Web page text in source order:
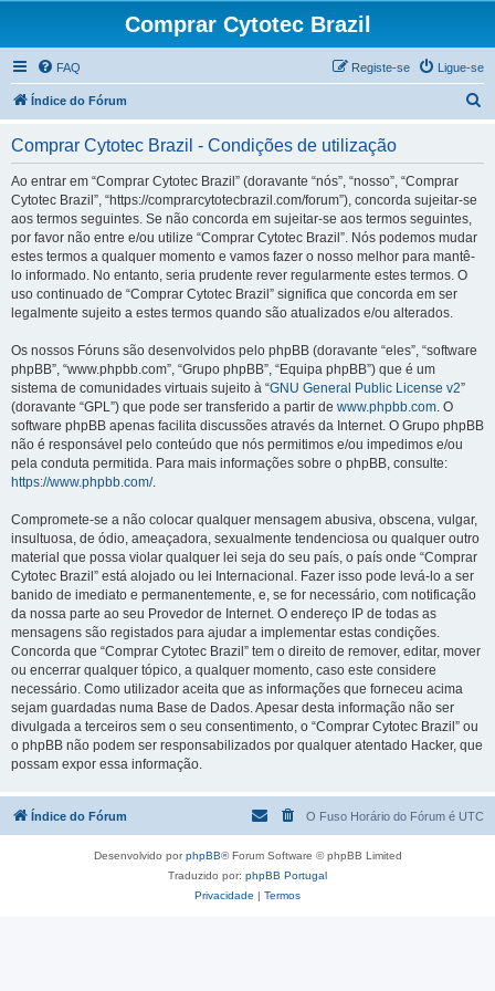
Comprar Cytotec Brazil
FAQ Ligue-se
Registe-se
Índice do Fórum
Comprar Cytotec Brazil - Condições de utilização
Ao entrar em “Comprar Cytotec Brazil” (doravante “nós”, “nosso”, “Comprar
Cytotec Brazil”, “https://comprarcytotecbrazil.com/forum”), concorda sujeitar-se
aos termos seguintes. Se não concorda em sujeitar-se aos termos seguintes,
por favor não entre e/ou utilize “Comprar Cytotec Brazil”. Nós podemos mudar
estes termos a qualquer momento e vamos fazer o nosso melhor para mantê-
lo informado. No entanto, seria prudente rever regularmente estes termos. O
uso continuado de “Comprar Cytotec Brazil” significa que concorda em ser
legalmente sujeito a estes termos quando são atualizados e/ou alterados.
Os nossos Fóruns são desenvolvidos pelo phpBB (doravante “eles”, “software
phpBB”, “www.phpbb.com”, “Grupo phpBB”, “Equipa phpBB”) que é um
sistema de comunidades virtuais sujeito à “GNU General Public License v2”
(doravante “GPL”) que pode ser transferido a partir de www.phpbb.com. O
software phpBB apenas facilita discussões através da Internet. O Grupo phpBB
não é responsável pelo conteúdo que nós permitimos e/ou impedimos e/ou
pela conduta permitida. Para mais informações sobre o phpBB, consulte:
https://www.phpbb.com/.
Compromete-se a não colocar qualquer mensagem abusiva, obscena, vulgar,
insultuosa, de ódio, ameaçadora, sexualmente tendenciosa ou qualquer outro
material que possa violar qualquer lei seja do seu país, o país onde “Comprar
Cytotec Brazil” está alojado ou lei Internacional. Fazer isso pode levá-lo a ser
banido de imediato e permanentemente, e, se for necessário, com notificação
da nossa parte ao seu Provedor de Internet. O endereço IP de todas as
mensagens são registados para ajudar a implementar estas condições.
Concorda que “Comprar Cytotec Brazil” tem o direito de remover, editar, mover
ou encerrar qualquer tópico, a qualquer momento, caso este considere
necessário. Como utilizador aceita que as informações que forneceu acima
sejam guardadas numa Base de Dados. Apesar desta informação não ser
divulgada a terceiros sem o seu consentimento, o “Comprar Cytotec Brazil” ou
o phpBB não podem ser responsabilizados por qualquer atentado Hacker, que
possam expor essa informação.
Índice do Fórum O Fuso Horário do Fórum é UTC
Desenvolvido porphpBB® Forum Software © phpBB Limited
Traduzido por: phpBB Portugal
Privacidade | Termos